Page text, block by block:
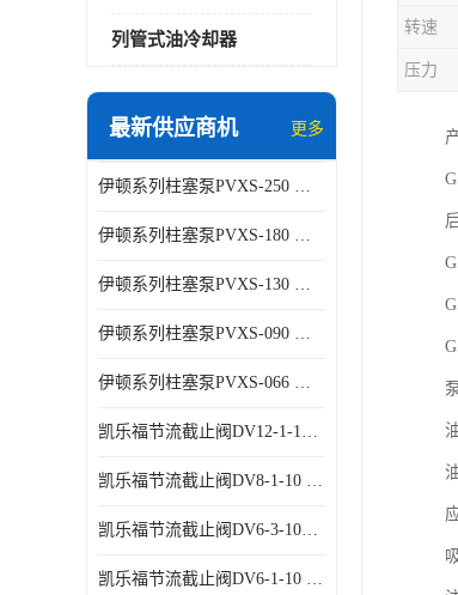
列管式油冷却器
最新供应商机 更多
伊顿系列柱塞泵PVXS-250 钢铁厂液压系统增压油泵
伊顿系列柱塞泵PVXS-180 钢铁厂液压系统增压油泵
伊顿系列柱塞泵PVXS-130 钢铁厂液压系统增压油泵
伊顿系列柱塞泵PVXS-090 钢铁厂液压系统增压油泵
伊顿系列柱塞泵PVXS-066 钢铁厂液压系统增压油泵
凯乐福节流截止阀DV12-1-10 液压站节流阀
凯乐福节流截止阀DV8-1-10 液压站节流阀
凯乐福节流截止阀DV6-3-10液压站节流阀
凯乐福节流截止阀DV6-1-10 液压站节流阀
转速
压力